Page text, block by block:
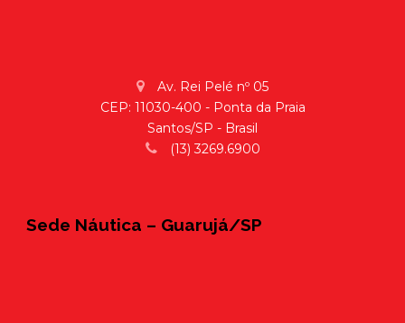
Av. Rei Pelé nº 05
CEP: 11030-400 - Ponta da Praia
Santos/SP - Brasil
(13) 3269.6900
Sede Náutica – Guarujá/SP